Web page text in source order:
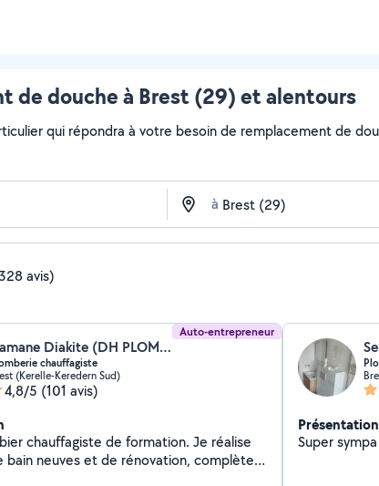
de douche à Brest (29) et alentours
qui répondra à votre besoin de remplacement de
à
avis)
Auto-entrepreneur
Hamane Diakite (DH PLOMBERIE CHAUFFAGISTE)
chauffagiste
(Kerelle-Keredern Sud)
4,8/5 (101 avis)
chauffagiste de formation. Je réalise
neuves et de rénovation, complètes
Présentation